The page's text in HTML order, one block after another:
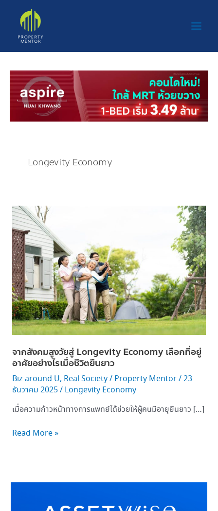
content
Longevity Economy
จากสังคมสูงวัยสู่ Longevity Economy เลือกที่อยู่
อาศัยอย่างไรเมื่อชีวิตยืนยาว
Biz around U, Real Society/ Property Mentor/23
ธันวาคม 2025/ Longevity Economy
เมื่อความก้าวหน้าทางการแพทย์ได้ช่วยให้ผู้คนมีอายุยืนยาว […]
จาก
สังคม
สูง
วัย
สู่ Longevity
Economy เลือก
ที่
อยู่
อาศัย
อย่างไร
เมื่อ
ยืนยาว
Read More »